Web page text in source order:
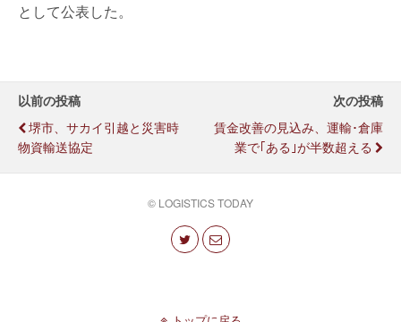
として公表した。
以前の投稿
堺市、サカイ引越と災害時
物資輸送協定
次の投稿
賃金改善の見込み、運輸･倉庫
業で｢ある｣が半数超える
© LOGISTICS TODAY